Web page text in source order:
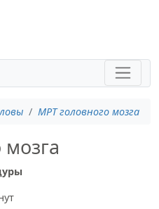
МРТ головного мозга